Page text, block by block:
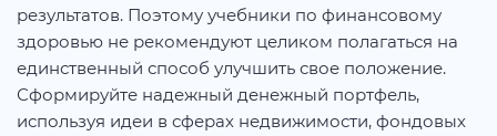
результатов. Поэтому учебники по финансовому
здоровью не рекомендуют целиком полагаться на
единственный способ улучшить свое положение.
Сформируйте надежный денежный портфель,
используя идеи в сферах недвижимости, фондовых